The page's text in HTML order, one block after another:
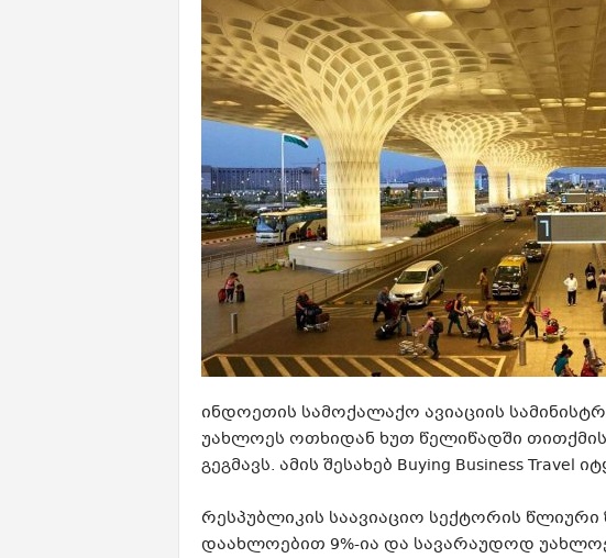
ინდოეთის სამოქალაქო ავიაციის
უახლოეს ოთხიდან ხუთ წელიწადში
გეგმავს. ამის შესახებ Buying Business Travel
რესპუბლიკის საავიაციო სექტორის წლიური
დაახლოებით 9%-ია და სავარაუდოდ